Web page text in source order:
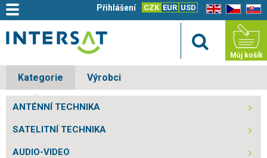
EN CZ SK
CZK EUR USD
Přihlášení
Můj košík
Kategorie Výrobci
ANTÉNNÍ TECHNIKA
SATELITNÍ TECHNIKA
AUDIO-VIDEO